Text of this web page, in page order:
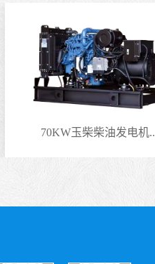
70KW玉柴柴油发电机..